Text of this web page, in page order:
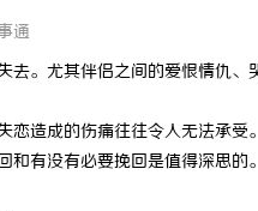
通
。尤其伴侣之间的爱恨情仇、
造成的伤痛往往令人无法承受
有没有必要挽回是值得深思的。